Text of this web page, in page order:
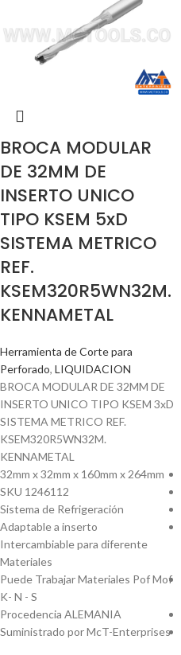
BROCA MODULAR
DE 32MM DE
INSERTO UNICO
TIPO KSEM 5xD
SISTEMA METRICO
REF.
KSEM320R5WN32M.
KENNAMETAL
Herramienta de Corte para
Perforado, LIQUIDACION
BROCA MODULAR DE 32MM DE
INSERTO UNICO TIPO KSEM 3xD
SISTEMA METRICO REF.
KSEM320R5WN32M.
KENNAMETAL
32mm x 32mm x 160mm x 264mm
SKU 1246112
Sistema de Refrigeración
Adaptable a inserto
Intercambiable para diferente
Materiales
Puede Trabajar Materiales Pof Mof
K- N - S
Procedencia ALEMANIA
Suministrado por McT-Enterprises